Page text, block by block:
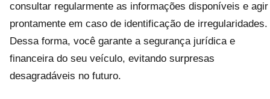
consultar regularmente as informações disponíveis e agir
prontamente em caso de identificação de irregularidades.
Dessa forma, você garante a segurança jurídica e
financeira do seu veículo, evitando surpresas
desagradáveis no futuro.